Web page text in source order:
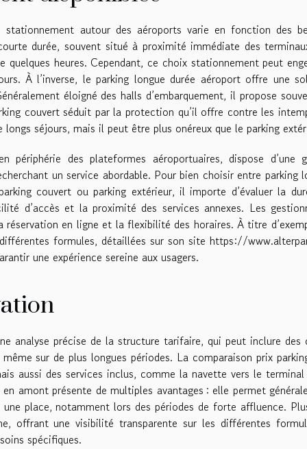
autour des aéroports varie en fonction des
durée, souvent situé à proximité immédiate des
heures. Cependant, ce choix stationnement peut
À l’inverse, le parking longue durée aéroport offre une
éloigné des halls d’embarquement, il propose
couvert séduit par la protection qu’il offre contre les
séjours, mais il peut être plus onéreux que le parking
périphérie des plateformes aéroportuaires, dispose d’une
un service abordable. Pour bien choisir entre parking
couvert ou parking extérieur, il importe d’évaluer la
d’accès et la proximité des services annexes. Les
réservation en ligne et la flexibilité des horaires. À titre
formules, détaillées sur son site https://
une expérience sereine aux usagers.
analyse précise de la structure tarifaire, qui peut inclure des
sur de plus longues périodes. La comparaison prix
aussi des services inclus, comme la navette vers le
amont présente de multiples avantages : elle permet
place, notamment lors des périodes de forte affluence.
offrant une visibilité transparente sur les différentes
spécifiques.